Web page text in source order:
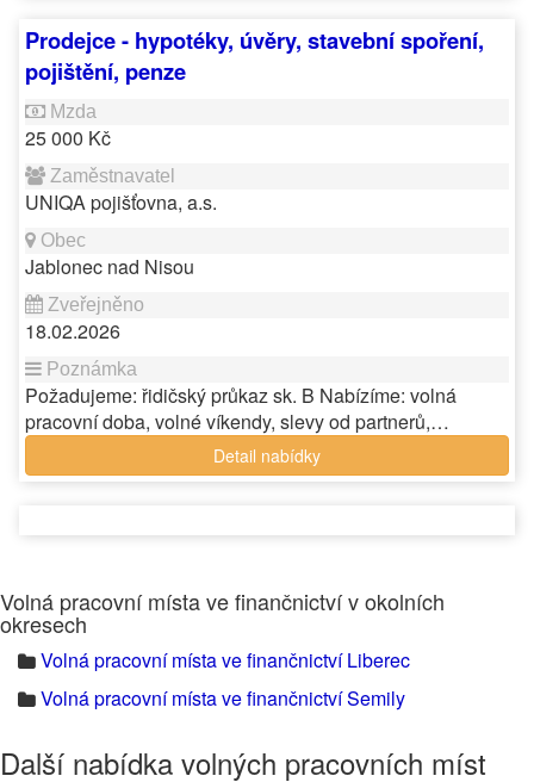
Prodejce - hypotéky, úvěry, stavební spoření,
pojištění, penze
25 000 Kč
UNIQA pojišťovna, a.s.
Jablonec nad Nisou
18.02.2026
Požadujeme: řidičský průkaz sk. B Nabízíme: volná
pracovní doba, volné víkendy, slevy od partnerů,…
Detail nabídky
Volná pracovní místa ve finančnictví v okolních
okresech
Volná pracovní místa ve finančnictví Liberec
Volná pracovní místa ve finančnictví Semily
Další nabídka volných pracovních míst